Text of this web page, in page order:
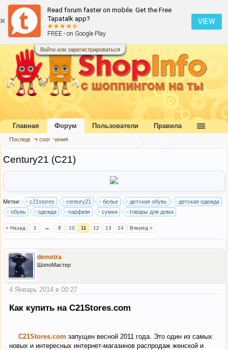
Read forum faster on mobile. Get the Free
Tapatalk app?
FREE - on Google Play
VIEW
Войти или зарегистрироваться
Форум ... Каталог интернет-магазинов
Century21 (C21)
Метки: c21stores century21 белье детская обувь
детская одежда
обувь
одежда парфюм сумки товары для дома
< Назад 1 ← 9 10 11 12 13 14 Вперёд >
demetra
ШопоМастер
4 Январь 2014 в 00:27
Как купить на C21Stores.com
C21Stores.com запущен весной 2011 года. Это один из самых
новых и интересных интернет-магазинов распродаж женской и
Главная Форум
Последние сообщения
Пользователи Правила